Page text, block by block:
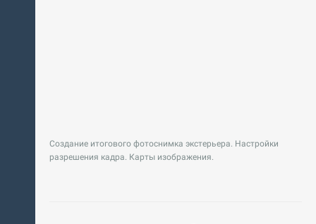
Создание итогового фотоснимка экстерьера. Настройки
разрешения кадра. Карты изображения.